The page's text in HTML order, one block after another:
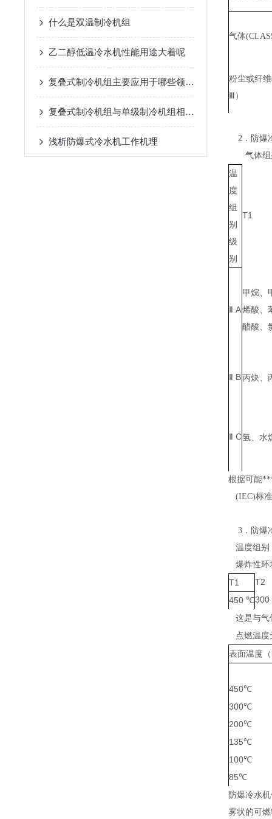
什么是双温制冷机组
乙二醇低温冷水机性能用途大着呢
复叠式制冷机组主要应用于哪些领域？
复叠式制冷机组与单级制冷机组相比有哪些优势？
浅析​防爆式冷水机工作机理
气体
粉尘或纤维
Ⅲ）
2 ．防爆
气体
温
度
组
别
级
别
T1
A
甲烷、
烯酸、
醋酸、
B丙炔、
C氢、水
根据可能
(IEC)标准
3 ．防爆
温度组别
爆炸性环
T1
T2
450 ℃300
这是与气
点燃温
表面温度（
450℃
300℃
200℃
135℃
100℃
85℃
防爆冷水机
雾状的可